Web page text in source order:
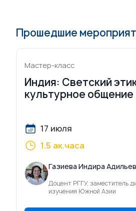
Прошедшие
Мастер-класс
Индия: Светский
культурное общение
17 июля
1.5 ак.часа
Газиева Индира
Доцент РГГУ, заместитель
изучения Южной Азии